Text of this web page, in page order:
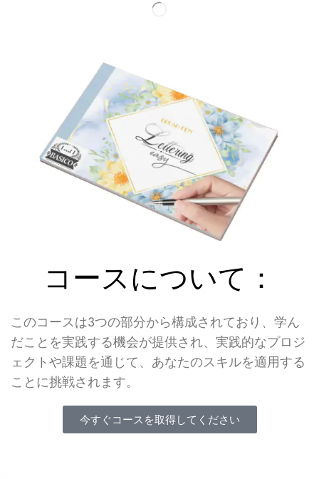
コースについて：
このコースは3つの部分から構成されており、学ん
だことを実践する機会が提供され、実践的なプロジ
ェクトや課題を通じて、あなたのスキルを適用する
ことに挑戦されます。
今すぐコースを取得してください